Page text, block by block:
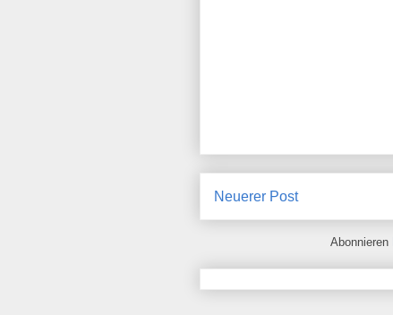
Neuerer Post
Abonnieren